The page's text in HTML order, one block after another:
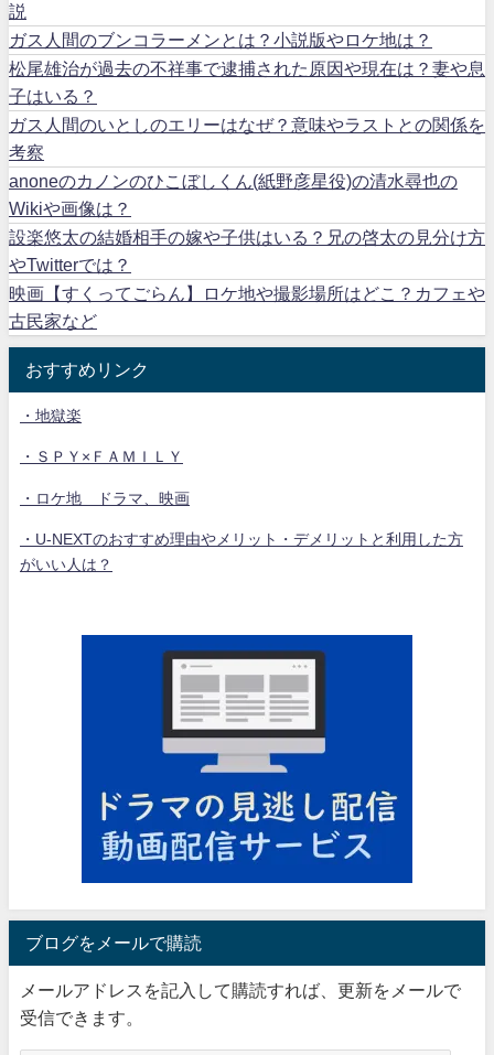
説
ガス人間のブンコラーメンとは？小説版やロケ地は？
松尾雄治が過去の不祥事で逮捕された原因や現在は？妻や息
子はいる？
ガス人間のいとしのエリーはなぜ？意味やラストとの関係を
考察
anoneのカノンのひこぼしくん(紙野彦星役)の清水尋也の
Wikiや画像は？
設楽悠太の結婚相手の嫁や子供はいる？兄の啓太の見分け方
やTwitterでは？
映画【すくってごらん】ロケ地や撮影場所はどこ？カフェや
古民家など
おすすめリンク
・地獄楽
・ＳＰＹ×ＦＡＭＩＬＹ
・ロケ地 ドラマ、映画
・U-NEXTのおすすめ理由やメリット・デメリットと利用した方
がいい人は？
ブログをメールで購読
メールアドレスを記入して購読すれば、更新をメールで
受信できます。